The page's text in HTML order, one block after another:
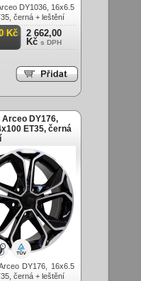
DY1036, 16x6.5
černá + leštění
Kč
2 662,00
Kč s DPH
DY176,
ET35, černá
DY176, 16x6.5
černá + leštění